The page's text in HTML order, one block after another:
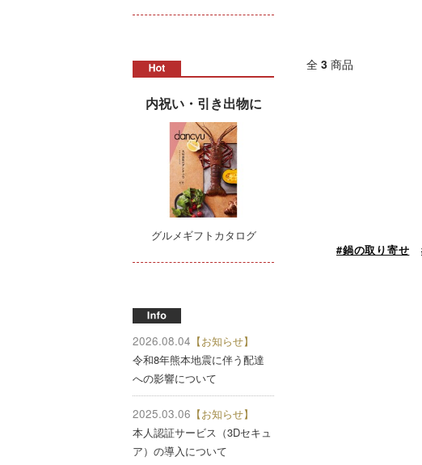
全 3 商品
#鍋の取り寄せ
内祝い・引き出物に
グルメギフトカタログ
2026.08.04 【お知らせ】
令和8年熊本地震に伴う配達
への影響について
2025.03.06 【お知らせ】
本人認証サービス（3Dセキュ
ア）の導入について